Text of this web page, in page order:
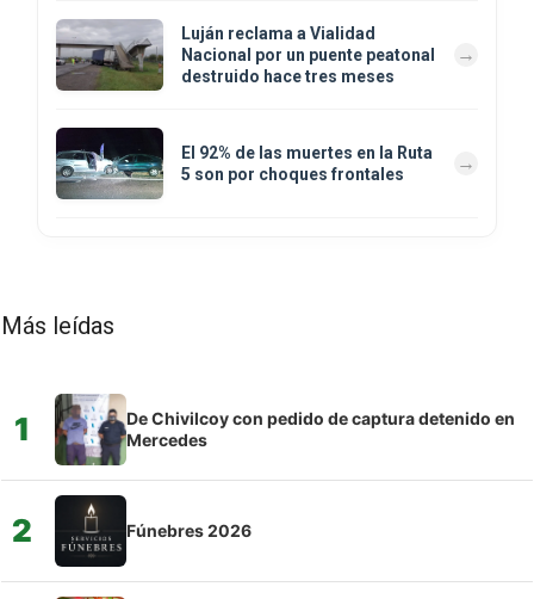
Luján reclama a Vialidad
Nacional por un puente peatonal
destruido hace tres meses
El 92% de las muertes en la Ruta
5 son por choques frontales
Más leídas
1
De Chivilcoy con pedido de captura detenido en
Mercedes
2 Fúnebres 2026